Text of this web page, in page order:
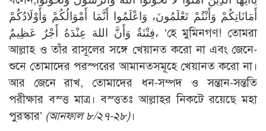
أَمَانَاتِكُمْ وَأَنْتُمْ تَعْلَمُونَ، وَاعْلَمُوا أَنَّمَا أَمْوَالُكُمْ وَأَوْلَادُكُمْ
فِتْنَةٌ وَأَنَّ اللهَ عِنْدَهُ أَجْرٌ عَظِيمٌ، ‘হে মুমিনগণ! তোমরা
আল্লাহ ও তাঁর রাসূলের সঙ্গে খেয়ানত করো না এবং জেনে-
শুনে তোমাদের পরস্পরের আমানতসমূহে খেয়ানত করো না।
আর জেনে রাখ, তোমাদের ধন-সম্পদ ও সন্তান-সন্ততি
পরীক্ষার বস্ত্ত মাত্র। বস্ত্ততঃ আল্লাহর নিকটে রয়েছে মহা
পুরস্কার’ (আনফাল ৮/২৭-২৮)।